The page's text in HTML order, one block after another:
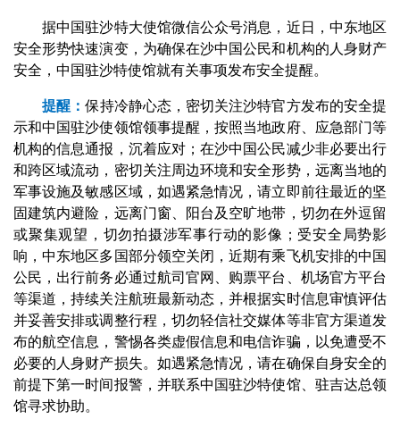
据中国驻沙特大使馆微信公众号消息，近日，中东地区
安全形势快速演变，为确保在沙中国公民和机构的人身财产
安全，中国驻沙特使馆就有关事项发布安全提醒。
提醒：保持冷静心态，密切关注沙特官方发布的安全提
示和中国驻沙使领馆领事提醒，按照当地政府、应急部门等
机构的信息通报，沉着应对；在沙中国公民减少非必要出行
和跨区域流动，密切关注周边环境和安全形势，远离当地的
军事设施及敏感区域，如遇紧急情况，请立即前往最近的坚
固建筑内避险，远离门窗、阳台及空旷地带，切勿在外逗留
或聚集观望，切勿拍摄涉军事行动的影像；受安全局势影
响，中东地区多国部分领空关闭，近期有乘飞机安排的中国
公民，出行前务必通过航司官网、购票平台、机场官方平台
等渠道，持续关注航班最新动态，并根据实时信息审慎评估
并妥善安排或调整行程，切勿轻信社交媒体等非官方渠道发
布的航空信息，警惕各类虚假信息和电信诈骗，以免遭受不
必要的人身财产损失。如遇紧急情况，请在确保自身安全的
前提下第一时间报警，并联系中国驻沙特使馆、驻吉达总领
馆寻求协助。